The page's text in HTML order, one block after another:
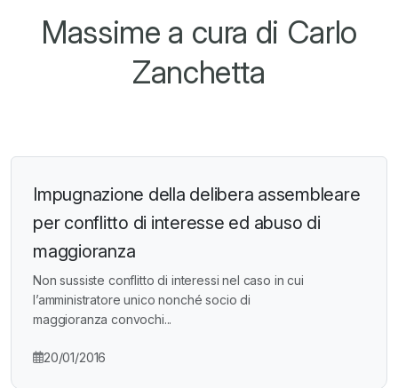
Massime a cura di Carlo
Zanchetta
Impugnazione della delibera assembleare
per conflitto di interesse ed abuso di
maggioranza
Non sussiste conflitto di interessi nel caso in cui
l’amministratore unico nonché socio di
maggioranza convochi...
20/01/2016